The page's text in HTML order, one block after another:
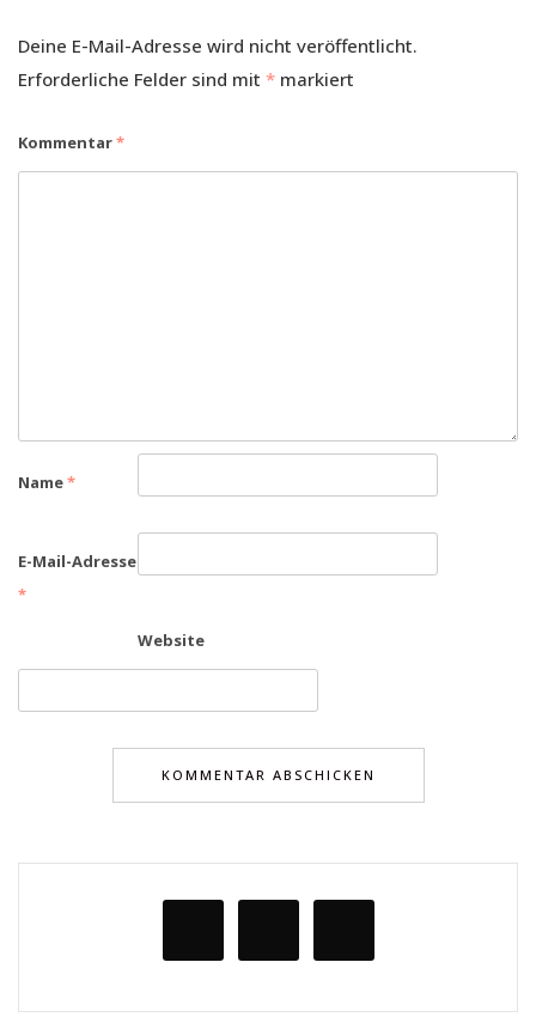
Deine E-Mail-Adresse wird nicht veröffentlicht.
Erforderliche Felder sind mit * markiert
Kommentar*
Name*
E-Mail-Adresse
*
Website